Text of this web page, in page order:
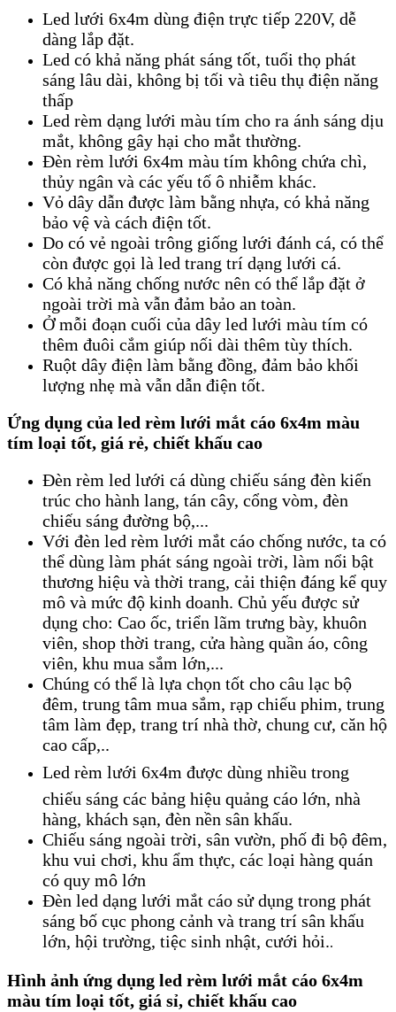
Led lưới 6x4m dùng điện trực tiếp 220V, dễ
dàng lắp đặt.
Led có khả năng phát sáng tốt, tuổi thọ phát
sáng lâu dài, không bị tối và tiêu thụ điện năng
thấp
Led rèm dạng lưới màu tím cho ra ánh sáng dịu
mắt, không gây hại cho mắt thường.
Đèn rèm lưới 6x4m màu tím không chứa chì,
thủy ngân và các yếu tố ô nhiễm khác.
Vỏ dây dẫn được làm bằng nhựa, có khả năng
bảo vệ và cách điện tốt.
Do có vẻ ngoài trông giống lưới đánh cá, có thể
còn được gọi là led trang trí dạng lưới cá.
Có khả năng chống nước nên có thể lắp đặt ở
ngoài trời mà vẫn đảm bảo an toàn.
Ở mỗi đoạn cuối của dây led lưới màu tím có
thêm đuôi cắm giúp nối dài thêm tùy thích.
Ruột dây điện làm bằng đồng, đảm bảo khối
lượng nhẹ mà vẫn dẫn điện tốt.
​Ứng dụng của led rèm lưới mắt cáo 6x4m màu
tím loại tốt, giá rẻ, chiết khấu cao
Đèn rèm led lưới cá dùng chiếu sáng đèn kiến ​​
trúc cho hành lang, tán cây, cổng vòm, đèn
chiếu sáng đường bộ,...
Với đèn led rèm lưới mắt cáo chống nước, ta có
thể dùng làm phát sáng ngoài trời, làm nổi bật
thương hiệu và thời trang, cải thiện đáng kể quy
mô và mức độ kinh doanh. Chủ yếu được sử
dụng cho: Cao ốc, triển lãm trưng bày, khuôn
viên, shop thời trang, cửa hàng quần áo, công
viên, khu mua sắm lớn,...
Chúng có thể là lựa chọn tốt cho câu lạc bộ
đêm, trung tâm mua sắm, rạp chiếu phim, trung
tâm làm đẹp, trang trí nhà thờ, chung cư, căn hộ
cao cấp,..
Led rèm lưới 6x4m được dùng nhiều trong
chiếu sáng các bảng hiệu quảng cáo lớn, nhà
hàng, khách sạn, đèn nền sân khấu.
Chiếu sáng ngoài trời, sân vườn, phố đi bộ đêm,
khu vui chơi, khu ẩm thực, các loại hàng quán
có quy mô lớn
Đèn led dạng lưới mắt cáo sử dụng trong phát
sáng bố cục phong cảnh và trang trí sân khấu
lớn, hội trường, tiệc sinh nhật, cưới hỏi..
​Hình ảnh ứng dụng led rèm lưới mắt cáo 6x4m
màu tím loại tốt, giá sỉ, chiết khấu cao